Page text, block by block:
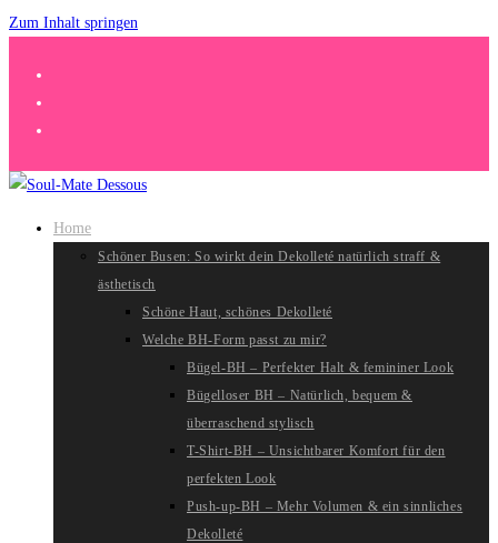
Zum Inhalt springen
Home
Schöner Busen: So wirkt dein Dekolleté natürlich straff &
ästhetisch
Schöne Haut, schönes Dekolleté
Welche BH-Form passt zu mir?
Bügel-BH – Perfekter Halt & femininer Look
Bügelloser BH – Natürlich, bequem &
überraschend stylisch
T-Shirt-BH – Unsichtbarer Komfort für den
perfekten Look
Push-up-BH – Mehr Volumen & ein sinnliches
Dekolleté